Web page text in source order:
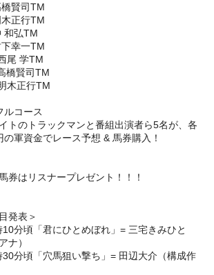
賢司TM
正行TM
弘TM
幸一TM
尾 学TM
橋賢司TM
木正行TM
ルコース
トのトラックマンと番組出演者ら5名が、各
の軍資金でレース予想 & 馬券購入！
券はリスナープレゼント！！！
発表＞
分頃「君にひとめぼれ」= 三宅きみひと
ナ）
分頃「穴馬狙い撃ち」= 田辺大介（構成作